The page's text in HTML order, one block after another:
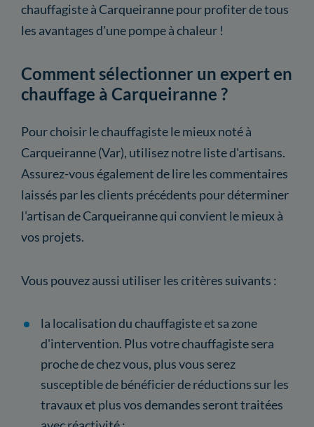
chauffagiste à Carqueiranne pour profiter de tous
les avantages d'une pompe à chaleur !
Comment sélectionner un expert en
chauffage à Carqueiranne ?
Pour choisir le chauffagiste le mieux noté à
Carqueiranne (Var), utilisez notre liste d'artisans.
Assurez-vous également de lire les commentaires
laissés par les clients précédents pour déterminer
l'artisan de Carqueiranne qui convient le mieux à
vos projets.
Vous pouvez aussi utiliser les critères suivants :
la localisation du chauffagiste et sa zone
d'intervention. Plus votre chauffagiste sera
proche de chez vous, plus vous serez
susceptible de bénéficier de réductions sur les
travaux et plus vos demandes seront traitées